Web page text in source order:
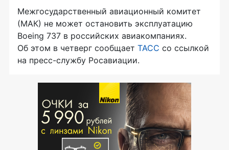
Межгосударственный авиационный комитет
(МАК) не может остановить эксплуатацию
Boeing 737 в российских авиакомпаниях.
Об этом в четверг сообщает ТАСС со ссылкой
на пресс-службу Росавиации.